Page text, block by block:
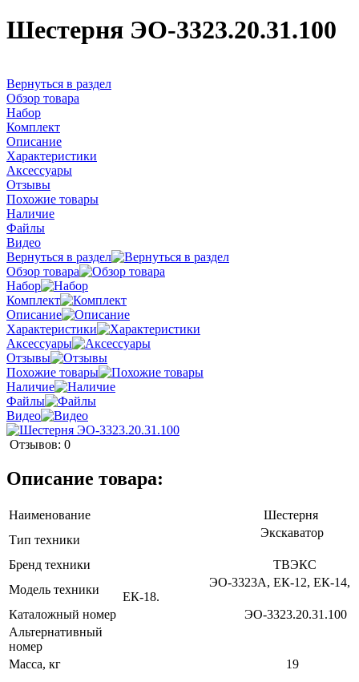
Шестерня ЭО-3323.20.31.100
Вернуться в раздел
Обзор товара
Набор
Комплект
Описание
Характеристики
Аксессуары
Отзывы
Похожие товары
Наличие
Файлы
Видео
Вернуться в раздел
Обзор товара
Набор
Комплект
Описание
Характеристики
Аксессуары
Отзывы
Похожие товары
Наличие
Файлы
Видео
Отзывов: 0
Описание товара:
Наименование
Шестерня
Тип техники
Экскаватор
Бренд техники
ТВЭКС
Модель техники
ЭО-3323А, ЕК-12, ЕК-14,
ЕК-18.
Каталожный номер
ЭО-3323.20.31.100
Альтернативный
номер
Масса, кг
19